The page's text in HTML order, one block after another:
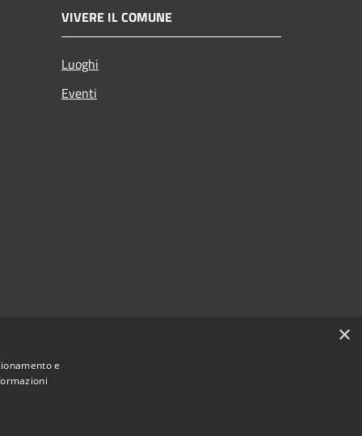
VIVERE IL COMUNE
Luoghi
Eventi
×
e